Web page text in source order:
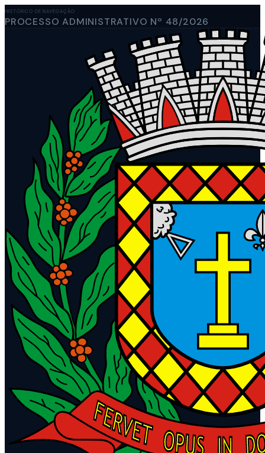
HISTÓRICO DE NAVEGAÇÃO
PROCESSO ADMINISTRATIVO Nº 48/2026